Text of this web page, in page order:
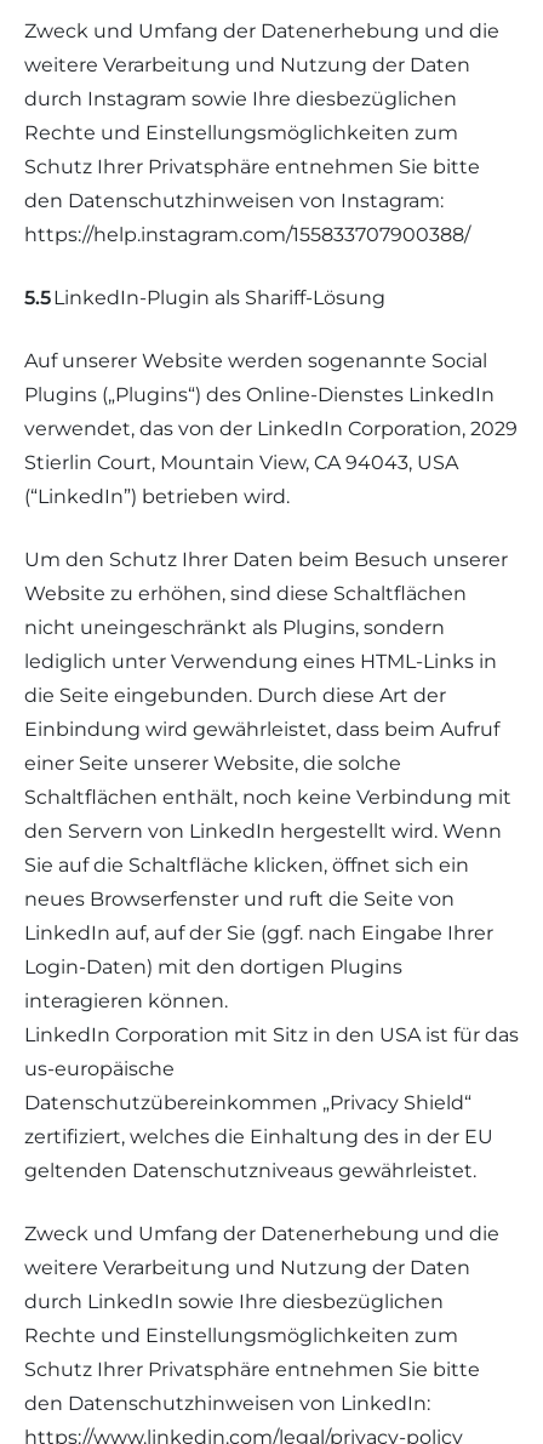
Zweck und Umfang der Datenerhebung und die
weitere Verarbeitung und Nutzung der Daten
durch Instagram sowie Ihre diesbezüglichen
Rechte und Einstellungsmöglichkeiten zum
Schutz Ihrer Privatsphäre entnehmen Sie bitte
den Datenschutzhinweisen von Instagram:
https://help.instagram.com/155833707900388/
5.5LinkedIn-Plugin als Shariff-Lösung
Auf unserer Website werden sogenannte Social
Plugins („Plugins“) des Online-Dienstes LinkedIn
verwendet, das von der LinkedIn Corporation, 2029
Stierlin Court, Mountain View, CA 94043, USA
(“LinkedIn”) betrieben wird.
Um den Schutz Ihrer Daten beim Besuch unserer
Website zu erhöhen, sind diese Schaltflächen
nicht uneingeschränkt als Plugins, sondern
lediglich unter Verwendung eines HTML-Links in
die Seite eingebunden. Durch diese Art der
Einbindung wird gewährleistet, dass beim Aufruf
einer Seite unserer Website, die solche
Schaltflächen enthält, noch keine Verbindung mit
den Servern von LinkedIn hergestellt wird. Wenn
Sie auf die Schaltfläche klicken, öffnet sich ein
neues Browserfenster und ruft die Seite von
LinkedIn auf, auf der Sie (ggf. nach Eingabe Ihrer
Login-Daten) mit den dortigen Plugins
interagieren können.
LinkedIn Corporation mit Sitz in den USA ist für das
us-europäische
Datenschutzübereinkommen „Privacy Shield“
zertifiziert, welches die Einhaltung des in der EU
geltenden Datenschutzniveaus gewährleistet.
Zweck und Umfang der Datenerhebung und die
weitere Verarbeitung und Nutzung der Daten
durch LinkedIn sowie Ihre diesbezüglichen
Rechte und Einstellungsmöglichkeiten zum
Schutz Ihrer Privatsphäre entnehmen Sie bitte
den Datenschutzhinweisen von LinkedIn:
https://www.linkedin.com/legal/privacy-policy